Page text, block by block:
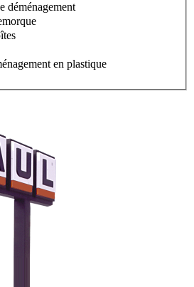
déménagement
en plastique